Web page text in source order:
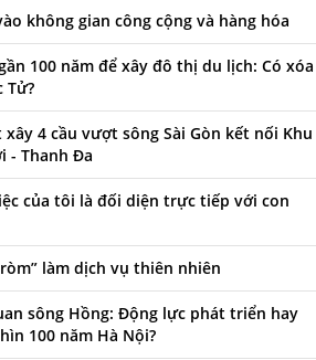
không gian công cộng và hàng hóa
100 năm để xây đô thị du lịch: Có xóa
Tử?
4 cầu vượt sông Sài Gòn kết nối Khu
- Thanh Đa
của tôi là đối diện trực tiếp với con
làm dịch vụ thiên nhiên
sông Hồng: Động lực phát triển hay
100 năm Hà Nội?